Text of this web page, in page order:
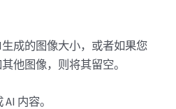
成的图像大小，或者如果您
他图像，则将其留空。
内容。